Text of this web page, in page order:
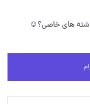
های خاصی؟☺️